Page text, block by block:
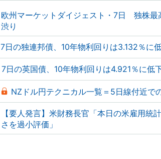
欧州マーケットダイジェスト・7日 独株最
渋り
7日の独連邦債、10年物利回りは3.132％に
7日の英国債、10年物利回りは4.921％に低
NZドル円テクニカル一覧＝5日線付近で
【要人発言】米財務長官「本日の米雇用統
さを過小評価」